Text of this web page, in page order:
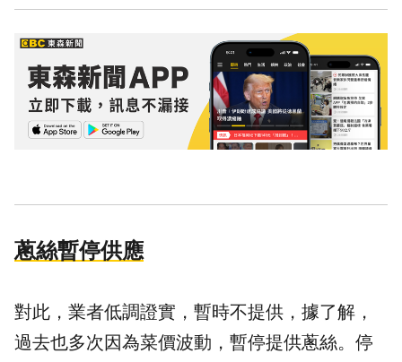
蔥絲暫停供應
對此，業者低調證實，暫時不提供，據了解，
過去也多次因為菜價波動，暫停提供蔥絲。停